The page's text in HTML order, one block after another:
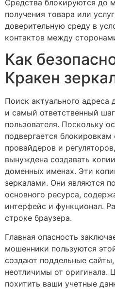
Средства блокируются до
получения товара или
доверительную среду в
контактов между
Как
Кракен
Поиск актуального
и самый ответственный
пользователя. Поскольку
подвергается
провайдеров и
вынуждена создавать
доменных именах. Эти
зеркалами. Они являются
основного ресурса,
интерфейс и функционал.
строке браузера.
Главная опасность
мошенники пользуются
создают поддельные
неотличимы от оригинала.
похитить ваши учетные